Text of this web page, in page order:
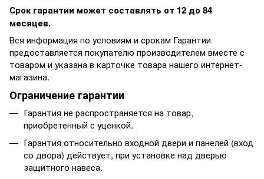
Срок гарантии может составлять от 12 до 84
месяцев.
Вся информация по условиям и срокам Гарантии
предоставляется покупателю производителем вместе с
товаром и указана в карточке товара нашего интернет-
магазина.
Ограничение гарантии
Гарантия не распространяется на товар,
приобретенный с уценкой.
Гарантия относительно входной двери и панелей (вход
со двора) действует, при установке над дверью
защитного навеса.